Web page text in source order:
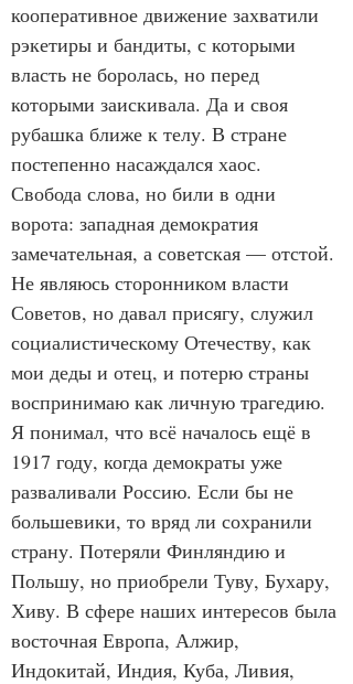
кооперативное движение захватили
рэкетиры и бандиты, с которыми
власть не боролась, но перед
которыми заискивала. Да и своя
рубашка ближе к телу. В стране
постепенно насаждался хаос.
Свобода слова, но били в одни
ворота: западная демократия
замечательная, а советская — отстой.
Не являюсь сторонником власти
Советов, но давал присягу, служил
социалистическому Отечеству, как
мои деды и отец, и потерю страны
воспринимаю как личную трагедию.
Я понимал, что всё началось ещё в
1917 году, когда демократы уже
разваливали Россию. Если бы не
большевики, то вряд ли сохранили
страну. Потеряли Финляндию и
Польшу, но приобрели Туву, Бухару,
Хиву. В сфере наших интересов была
восточная Европа, Алжир,
Индокитай, Индия, Куба, Ливия,